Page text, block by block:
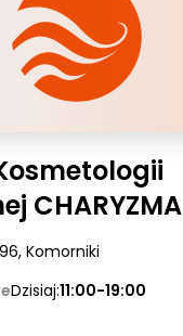
CHARYZMA
, Komorniki
Dzisiaj:11:00-19:00